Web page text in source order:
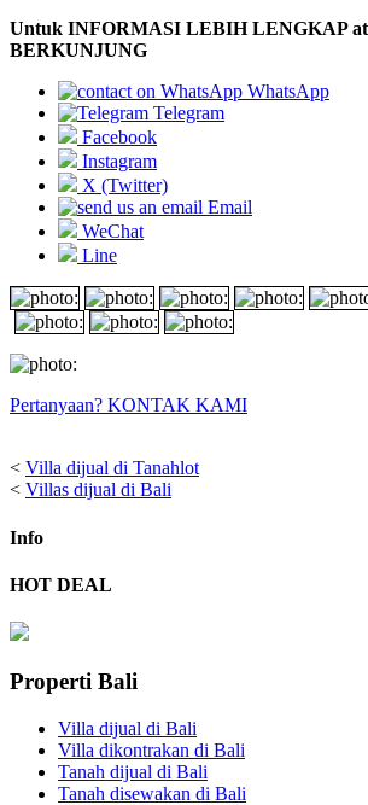
Untuk INFORMASI LEBIH LENGKAP
BERKUNJUNG
WhatsApp
Telegram
Facebook
Instagram
X (Twitter)
Email
WeChat
Line
Pertanyaan? KONTAK KAMI
< Villa dijual di Tanahlot
< Villas dijual di Bali
Info
HOT DEAL
Properti Bali
Villa dijual di Bali
Villa dikontrakan di Bali
Tanah dijual di Bali
Tanah disewakan di Bali